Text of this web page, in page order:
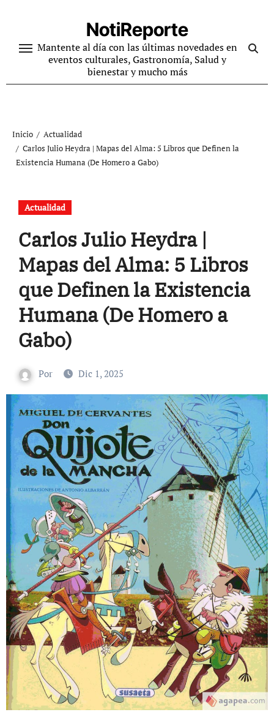
contenido
NotiReporte
Mantente al día con las últimas novedades en
eventos culturales, Gastronomía, Salud y
bienestar y mucho más
Inicio
Actualidad
Carlos Julio Heydra | Mapas del Alma: 5 Libros que Definen la
Existencia Humana (De Homero a Gabo)
Actualidad
Carlos Julio Heydra |
Mapas del Alma: 5 Libros
que Definen la Existencia
Humana (De Homero a
Gabo)
Por Dic 1, 2025